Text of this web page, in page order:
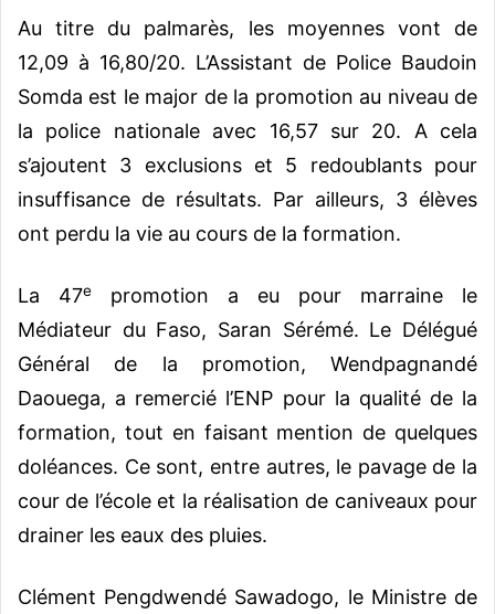
Au titre du palmarès, les moyennes vont de
12,09 à 16,80/20. L’Assistant de Police Baudoin
Somda est le major de la promotion au niveau de
la police nationale avec 16,57 sur 20. A cela
s’ajoutent 3 exclusions et 5 redoublants pour
insuffisance de résultats. Par ailleurs, 3 élèves
ont perdu la vie au cours de la formation.
La 47e
promotion a eu pour marraine le
Médiateur du Faso, Saran Sérémé. Le Délégué
Général de la promotion, Wendpagnandé
Daouega, a remercié l’ENP pour la qualité de la
formation, tout en faisant mention de quelques
doléances. Ce sont, entre autres, le pavage de la
cour de l’école et la réalisation de caniveaux pour
drainer les eaux des pluies.
Clément Pengdwendé Sawadogo, le Ministre de